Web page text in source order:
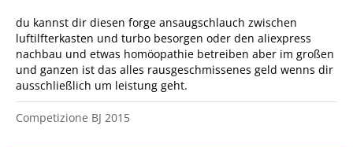
du kannst dir diesen forge ansaugschlauch zwischen
luftilfterkasten und turbo besorgen oder den aliexpress
nachbau und etwas homöopathie betreiben aber im großen
und ganzen ist das alles rausgeschmissenes geld wenns dir
ausschließlich um leistung geht.
Competizione BJ 2015